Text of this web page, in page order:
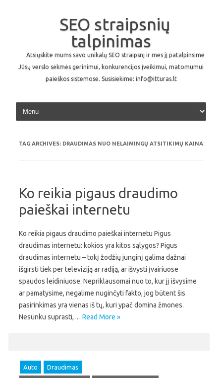
SEO straipsnių
talpinimas
Atsiųskite mums savo unikalų SEO straipsnį ir mes jį patalpinsime
Jūsų verslo sėkmės gerinimui, konkurencijos įveikimui, matomumui
paieškos sistemose. Susisiekime: info@itturas.lt
Skip to content
TAG ARCHIVES: DRAUDIMAS NUO NELAIMINGŲ ATSITIKIMŲ KAINA
Ko reikia pigaus draudimo
paieškai internetu
Ko reikia pigaus draudimo paieškai internetu Pigus
draudimas internetu: kokios yra kitos sąlygos? Pigus
draudimas internetu – tokį žodžių junginį galima dažnai
išgirsti tiek per televiziją ar radiją, ar išvysti įvairiuose
spaudos leidiniuose. Nepriklausomai nuo to, kur jį išvysime
ar pamatysime, negalime nuginčyti fakto, jog būtent šis
pasirinkimas yra vienas iš tų, kuri ypač domina žmones.
Nesunku suprasti,… Read More »
Auto Draudimas